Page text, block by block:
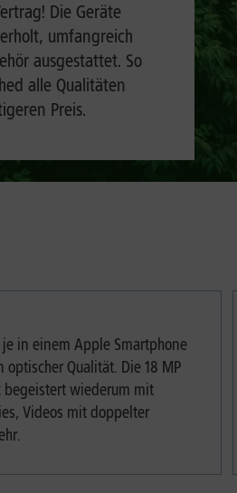
Die Geräte
umfangreich
ausgestattet. So
alle Qualitäten
Preis.
in einem Apple Smartphone
Qualität. Die 18 MP
begeistert wiederum mit
Videos mit doppelter